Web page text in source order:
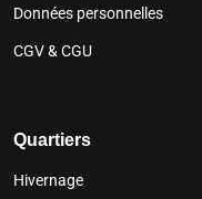
Données personnelles
CGV & CGU
Quartiers
Hivernage